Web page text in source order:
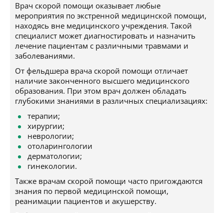
Врач скорой помощи оказывает любые
мероприятия по экстренной медицинской помощи,
находясь вне медицинского учреждения. Такой
специалист может диагностировать и назначить
лечение пациентам с различными травмами и
заболеваниями.
От фельдшера врача скорой помощи отличает
наличие законченного высшего медицинского
образования. При этом врач должен обладать
глубокими знаниями в различных специализациях:
терапии;
хирургии;
неврологии;
отоларингологии
дерматологии;
гинекологии.
Также врачам скорой помощи часто пригождаются
знания по первой медицинской помощи,
реанимации пациентов и акушерству.